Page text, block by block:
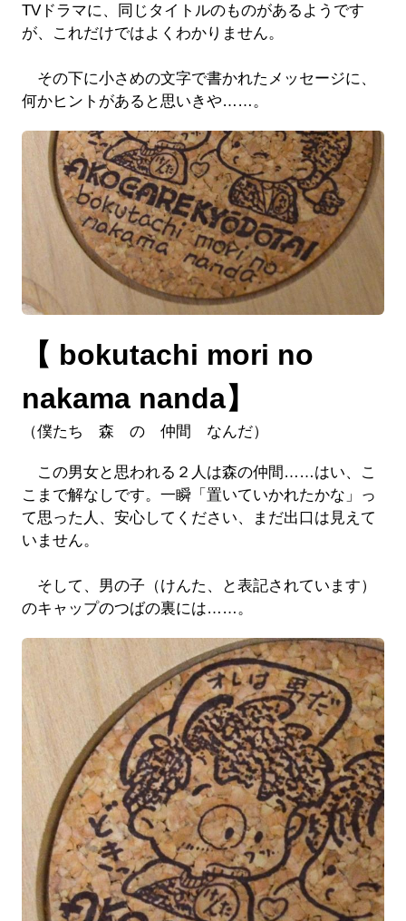
TVドラマに、同じタイトルのものがあるようです
が、これだけではよくわかりません。
その下に小さめの文字で書かれたメッセージに、
何かヒントがあると思いきや……。
【 bokutachi mori no
nakama nanda】
（僕たち 森 の 仲間 なんだ）
この男女と思われる２人は森の仲間……はい、こ
こまで解なしです。一瞬「置いていかれたかな」っ
て思った人、安心してください、まだ出口は見えて
いません。
そして、男の子（けんた、と表記されています）
のキャップのつばの裏には……。